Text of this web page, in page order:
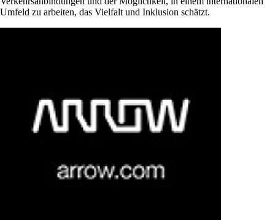
Umfeld zu arbeiten, das Vielfalt und Inklusion schätzt.